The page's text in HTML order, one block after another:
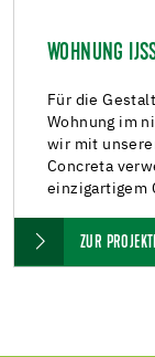
WOHNUNG
Für die
Wohnung im
wir mit
Concreta
einzigartigem
ZUR